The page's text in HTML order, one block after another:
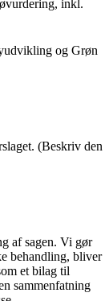
inkl.
og Grøn
(Beskriv den
af sagen. Vi gør
behandling, bliver
et bilag til
sammenfatning